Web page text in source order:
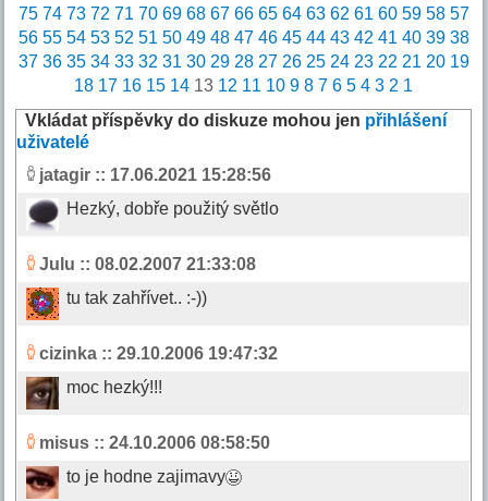
75 74 73 72 71 70 69 68 67 66 65 64 63 62 61 60 59 58 57
56 55 54 53 52 51 50 49 48 47 46 45 44 43 42 41 40 39 38
37 36 35 34 33 32 31 30 29 28 27 26 25 24 23 22 21 20 19
18 17 16 15 14 13 12 11 10 9 8 7 6 5 4 3 2 1
Vkládat příspěvky do diskuze mohou jen přihlášení
uživatelé
jatagir :: 17.06.2021 15:28:56
Hezký, dobře použitý světlo
Julu :: 08.02.2007 21:33:08
tu tak zahřívet.. :-))
cizinka :: 29.10.2006 19:47:32
moc hezký!!!
misus :: 24.10.2006 08:58:50
to je hodne zajimavy